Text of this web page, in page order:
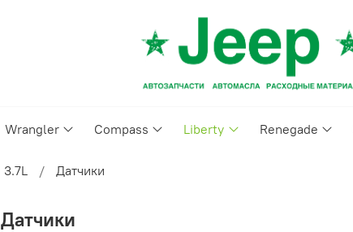
Wrangler Compass Liberty Renegade
3.7L Датчики
Датчики